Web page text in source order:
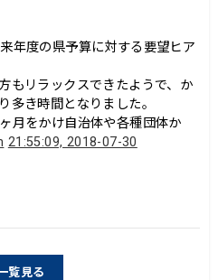
年度の県予算に対する要望ヒア
もリラックスできたようで、か
多き時間となりました。
月をかけ自治体や各種団体か
21:55:09, 2018-07-30
覧見る